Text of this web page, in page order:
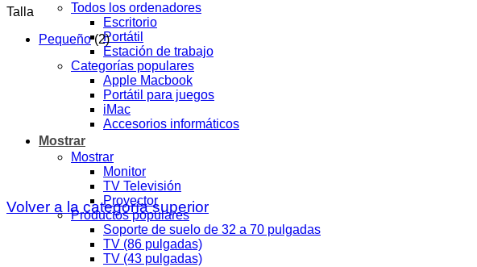
Todos los ordenadores
Escritorio
Portátil
Estación de trabajo
Categorías populares
Apple Macbook
Portátil para juegos
iMac
Accesorios informáticos
Mostrar
Mostrar
Monitor
TV Televisión
Proyector
Productos populares
Soporte de suelo de 32 a 70 pulgadas
TV (86 pulgadas)
TV (43 pulgadas)
Talla
Pequeño (2)
Volver a la categoría superior